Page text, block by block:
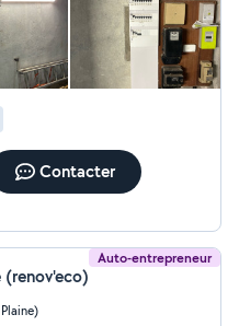
Contacter
Auto-entrepreneur
(renov'eco)